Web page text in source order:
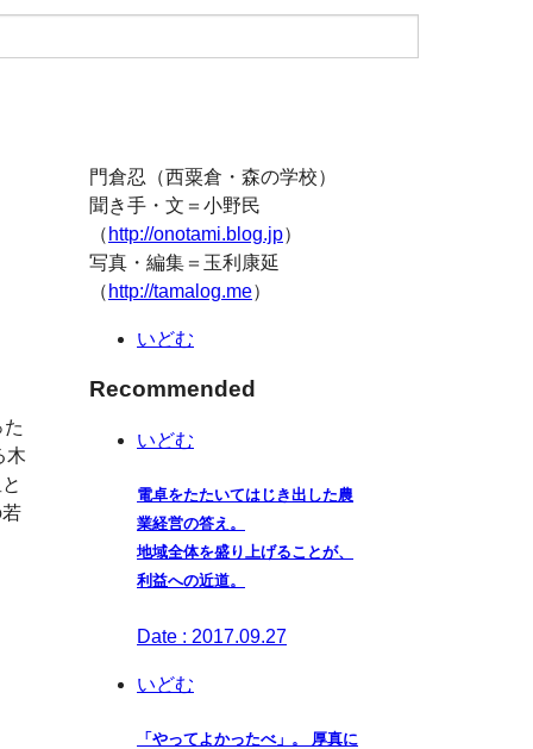
木
門倉忍（西粟倉・森の学校）
聞き手・文＝小野民
（ http://onotami.blog.jp）
写真・編集＝玉利康延
（ http://tamalog.me）
いどむ
Recommended
いどむ
電卓をたたいてはじき出した農
業経営の答え。
地域全体を盛り上げることが、
利益への近道。
Date : 2017.09.27
いどむ
「やってよかったべ」。 厚真に